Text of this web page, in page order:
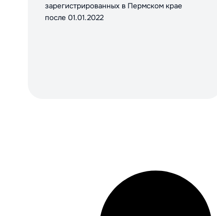
зарегистрированных в Пермском крае
после 01.01.2022